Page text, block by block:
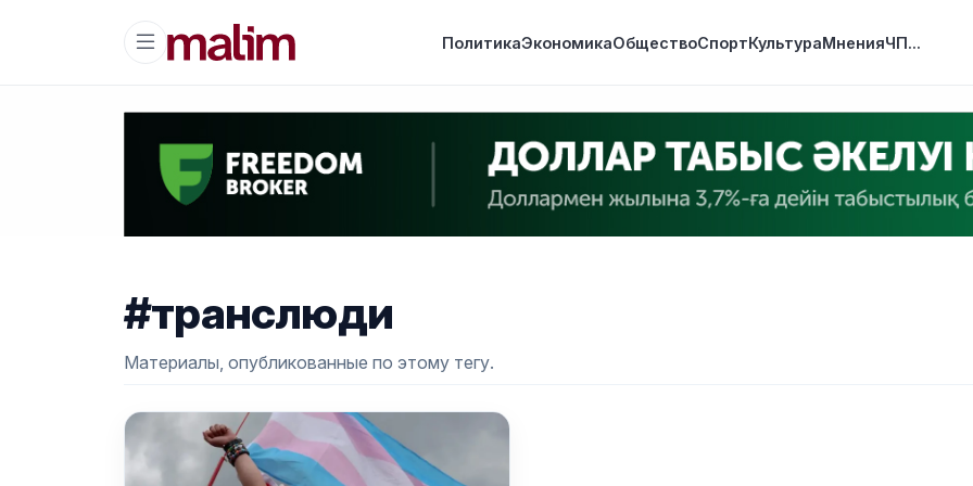
ПолитикаЭкономикаОбществоСпортКультураМненияЧП...
#транслюди
Материалы, опубликованные по этому тегу.